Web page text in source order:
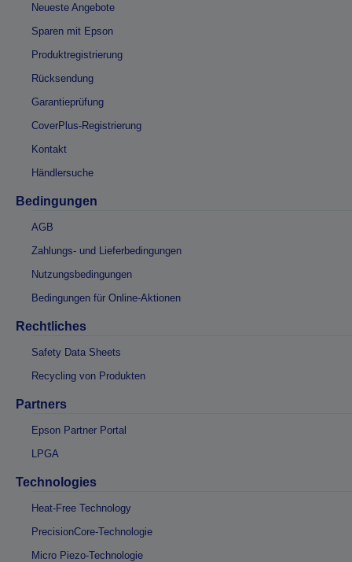
Neueste Angebote
Sparen mit Epson
Produktregistrierung
Rücksendung
Garantieprüfung
CoverPlus-Registrierung
Kontakt
Händlersuche
Bedingungen
AGB
Zahlungs- und Lieferbedingungen
Nutzungsbedingungen
Bedingungen für Online-Aktionen
Rechtliches
Safety Data Sheets
Recycling von Produkten
Partners
Epson Partner Portal
LPGA
Technologies
Heat-Free Technology
PrecisionCore-Technologie
Micro Piezo-Technologie